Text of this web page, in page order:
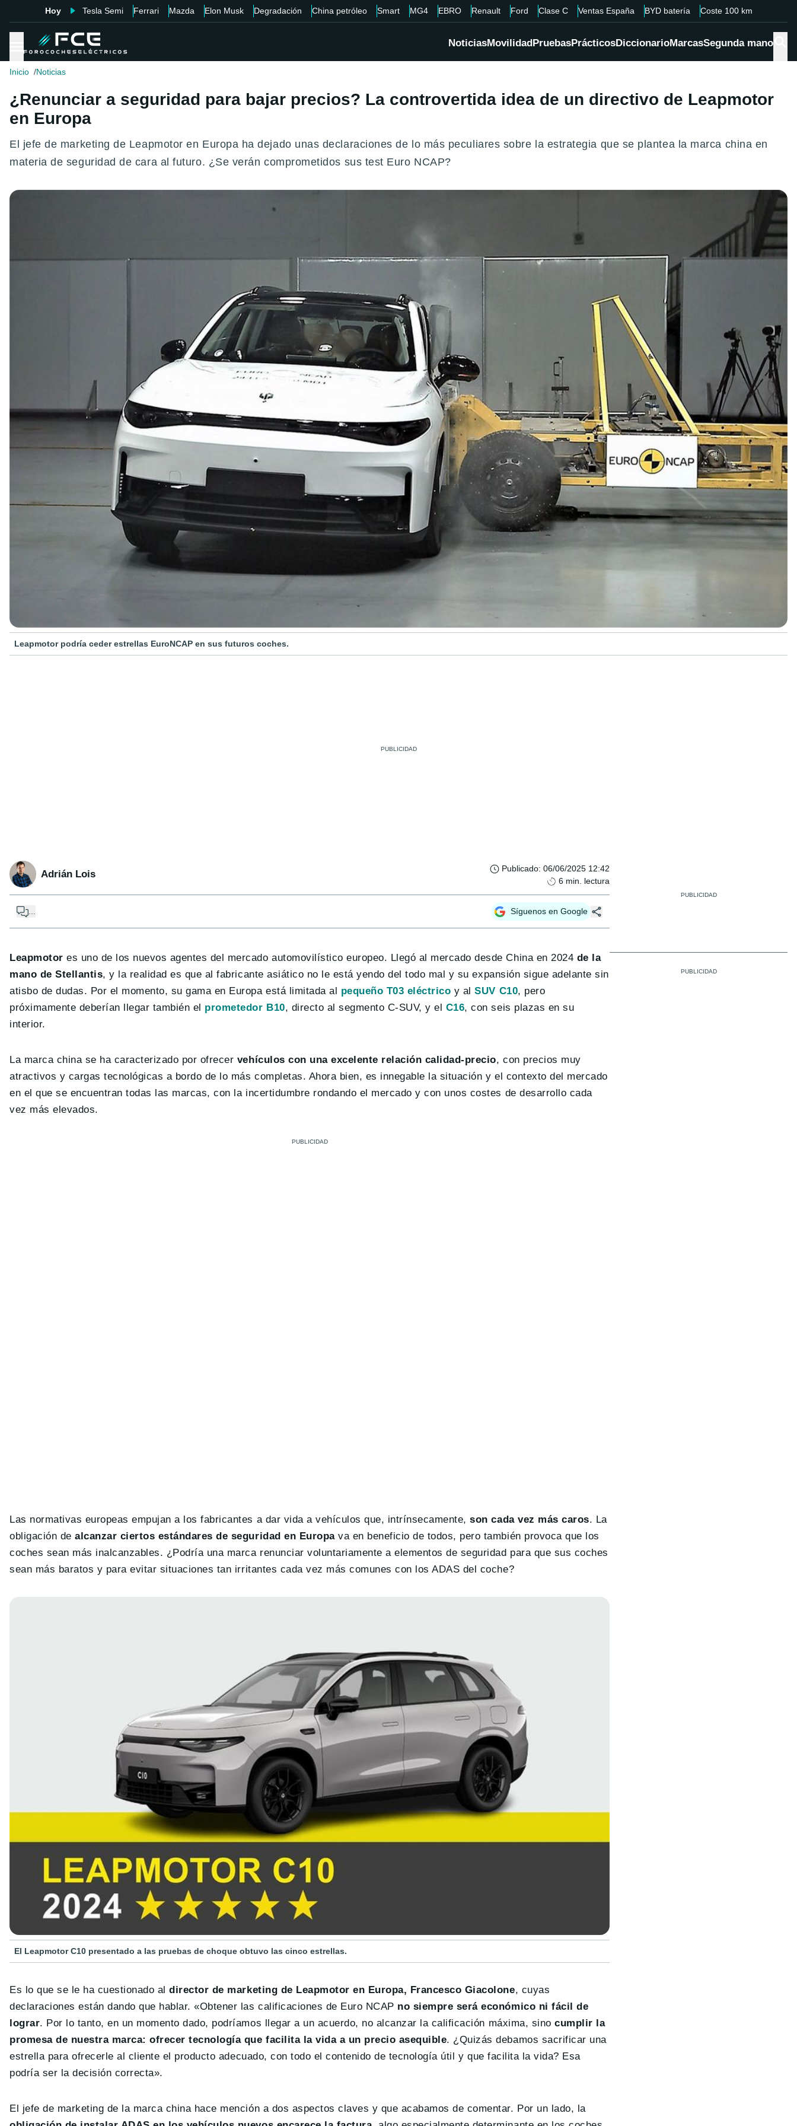
Hoy Tesla Semi Ferrari Mazda Elon Musk Degradación China petróleo Smart MG4 EBRO Renault Ford Clase C Ventas España BYD batería Coste 100 km
NoticiasMovilidadPruebasPrácticosDiccionarioMarcasSegunda mano
Inicio Noticias
¿Renunciar a seguridad para bajar precios? La controvertida idea de un directivo de Leapmotor
en Europa
El jefe de marketing de Leapmotor en Europa ha dejado unas declaraciones de lo más peculiares sobre la estrategia que se plantea la marca china en
materia de seguridad de cara al futuro. ¿Se verán comprometidos sus test Euro NCAP?
Leapmotor podría ceder estrellas EuroNCAP en sus futuros coches.
Adrián Lois Publicado: 06/06/2025 12:42
6 min. lectura
... Síguenos en Google
Leapmotor es uno de los nuevos agentes del mercado automovilístico europeo. Llegó al mercado desde China en 2024 de la
mano de Stellantis, y la realidad es que al fabricante asiático no le está yendo del todo mal y su expansión sigue adelante sin
atisbo de dudas. Por el momento, su gama en Europa está limitada al pequeño T03 eléctrico y alSUV C10, pero
próximamente deberían llegar también el prometedor B10, directo al segmento C-SUV, y el C16, con seis plazas en su
interior.
La marca china se ha caracterizado por ofrecer vehículos con una excelente relación calidad-precio, con precios muy
atractivos y cargas tecnológicas a bordo de lo más completas. Ahora bien, es innegable la situación y el contexto del mercado
en el que se encuentran todas las marcas, con la incertidumbre rondando el mercado y con unos costes de desarrollo cada
vez más elevados.
Las normativas europeas empujan a los fabricantes a dar vida a vehículos que, intrínsecamente,son cada vez más caros. La
obligación dealcanzar ciertos estándares de seguridad en Europava en beneficio de todos, pero también provoca que los
coches sean más inalcanzables. ¿Podría una marca renunciar voluntariamente a elementos de seguridad para que sus coches
sean más baratos y para evitar situaciones tan irritantes cada vez más comunes con los ADAS del coche?
El Leapmotor C10 presentado a las pruebas de choque obtuvo las cinco estrellas.
Es lo que se le ha cuestionado aldirector de marketing de Leapmotor en Europa, Francesco Giacolone, cuyas
declaraciones están dando que hablar. «Obtener las calificaciones de Euro NCAP no siempre será económico ni fácil de
lograr. Por lo tanto, en un momento dado, podríamos llegar a un acuerdo, no alcanzar la calificación máxima, sinocumplir la
promesa de nuestra marca: ofrecer tecnología que facilita la vida a un precio asequible. ¿Quizás debamos sacrificar una
estrella para ofrecerle al cliente el producto adecuado, con todo el contenido de tecnología útil y que facilita la vida? Esa
podría ser la decisión correcta».
El jefe de marketing de la marca china hace mención a dos aspectos claves y que acabamos de comentar. Por un lado, la